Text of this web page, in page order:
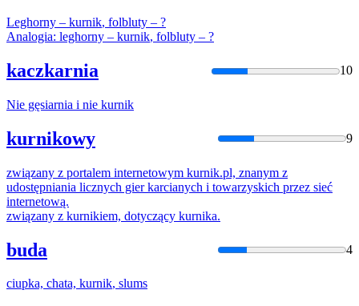
Leghorny – kurnik, folbluty – ?
Analogia: leghorny – kurnik, folbluty – ?
kaczkarnia 10
Nie gęsiarnia i nie kurnik
kurnikowy 9
związany z portalem internetowym kurnik.pl, znanym z
udostępniania licznych gier karcianych i towarzyskich przez sieć
internetową.
związany z kurnikiem, dotyczący kurnika.
buda 4
ciupka, chata, kurnik, slums